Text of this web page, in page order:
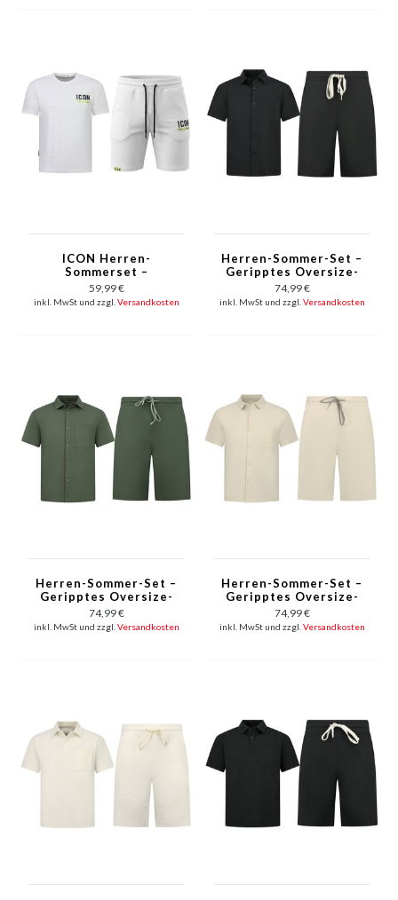
ICON Herren-
Sommerset –
Oversize-T-Shirt und
Shorts – Twinset –
2096 – Weiß
59,99 €
inkl. MwSt und zzgl. Versandkosten
Herren-Sommer-Set –
Geripptes Oversize-
Hemd und Shorts –
Zweiteiliges Set – F-
5830 – Schwarz
74,99 €
inkl. MwSt und zzgl. Versandkosten
Herren-Sommer-Set –
Geripptes Oversize-
Hemd und Shorts –
Zweiteiliges Set – F-
5830 – Grün
74,99 €
inkl. MwSt und zzgl. Versandkosten
Herren-Sommer-Set –
Geripptes Oversize-
Hemd und Shorts –
Zweiteiliges Set – F-
5830 – Beige
74,99 €
inkl. MwSt und zzgl. Versandkosten